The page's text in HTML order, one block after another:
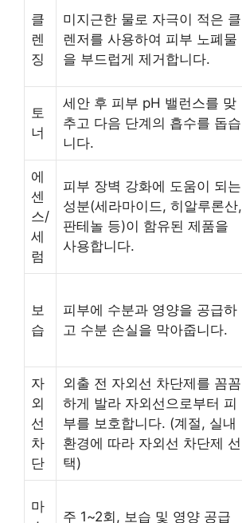
클
렌
징
미지근한 물로 자극이 적은 클
렌저를 사용하여 피부 노폐물
을 부드럽게 제거합니다.
토
너
세안 후 피부 pH 밸런스를 맞
추고 다음 단계의 흡수를 돕습
니다.
에
센
스/
세
럼
피부 장벽 강화에 도움이 되는
성분(세라마이드, 히알루론산,
판테놀 등)이 함유된 제품을
사용합니다.
보
습
피부에 수분과 영양을 공급하
고 수분 손실을 막아줍니다.
자
외
선
차
단
외출 전 자외선 차단제를 꼼꼼
하게 발라 자외선으로부터 피
부를 보호합니다. (계절, 실내
환경에 따라 자외선 차단제 선
택)
마
주 1~2회, 보습 및 영양 공급